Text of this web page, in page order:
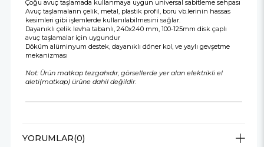
Çoğu avuç taşlamada kullanmaya uygun universal sabitleme sehpası
Avuç taşlamaların çelik, metal, plastik profil, boru vb.lerinin hassas
kesimleri gibi işlemlerde kullanılabilmesini sağlar.
Dayanıklı çelik levha tabanlı, 240x240 mm, 100-125mm disk çaplı
avuç taşlamalar için uygundur
Döküm alüminyum destek, dayanıklı döner kol, ve yaylı gevşetme
mekanizması
Not: Ürün matkap tezgahıdır, görsellerde yer alan elektrikli el
aleti(matkap) ürüne dahil değildir.
YORUMLAR(0)